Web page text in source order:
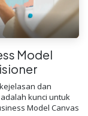
Model
dan
kunci untuk
Model Canvas